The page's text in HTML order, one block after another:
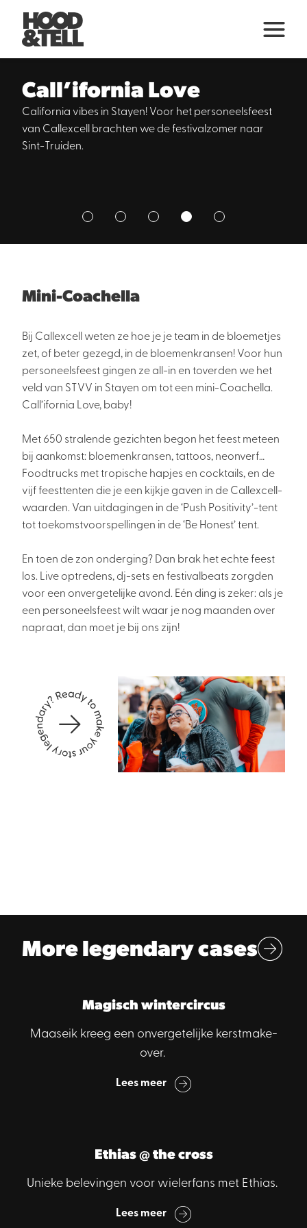
Call’ifornia Love
California vibes in Stayen! Voor het personeelsfeest
van Callexcell brachten we de festivalzomer naar
Sint-Truiden.
1 2 3 4 5
Mini-Coachella
Bij Callexcell weten ze hoe je je team in de bloemetjes
zet, of beter gezegd, in de bloemenkransen! Voor hun
personeelsfeest gingen ze all-in en toverden we het
veld van STVV in Stayen om tot een mini-Coachella.
Call’ifornia Love, baby!
Met 650 stralende gezichten begon het feest meteen
bij aankomst: bloemenkransen, tattoos, neonverf…
Foodtrucks met tropische hapjes en cocktails, en de
vijf feesttenten die je een kijkje gaven in de Callexcell-
waarden. Van uitdagingen in de ‘Push Positivity’-tent
tot toekomstvoorspellingen in de ‘Be Honest’ tent.
En toen de zon onderging? Dan brak het echte feest
los. Live optredens, dj-sets en festivalbeats zorgden
voor een onvergetelijke avond. Eén ding is zeker: als je
een personeelsfeest wilt waar je nog maanden over
napraat, dan moet je bij ons zijn!
More legendary cases
Magisch wintercircus
Maaseik kreeg een onvergetelijke kerstmake-
over.
Lees meer
Ethias @ the cross
Unieke belevingen voor wielerfans met Ethias.
Lees meer